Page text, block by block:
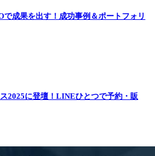
成果を出す！成功事例＆ポートフォリ
2025に登壇！LINEひとつで予約・販